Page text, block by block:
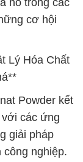
nó trong các
cơ hội
Lý Hóa Chất
Powder kết
các ứng
giải pháp
công nghiệp.